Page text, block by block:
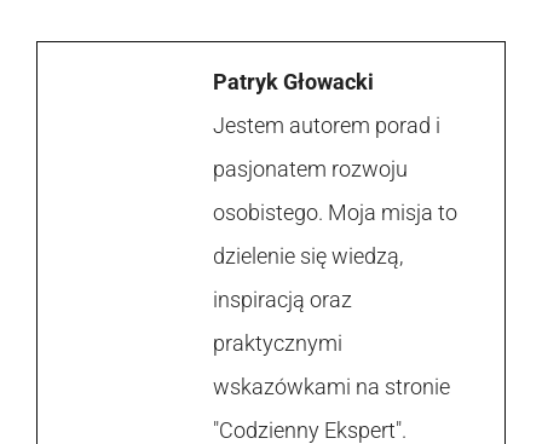
Patryk Głowacki
Jestem autorem porad i
pasjonatem rozwoju
osobistego. Moja misja to
dzielenie się wiedzą,
inspiracją oraz
praktycznymi
wskazówkami na stronie
"Codzienny Ekspert".